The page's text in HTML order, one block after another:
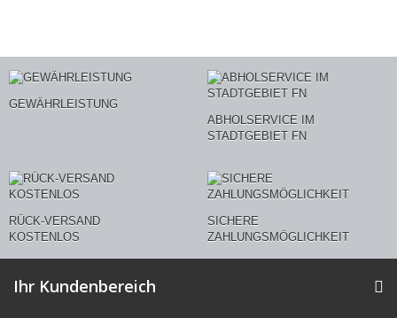
GEWÄHRLEISTUNG
ABHOLSERVICE IM
STADTGEBIET FN
RÜCK-VERSAND
KOSTENLOS
SICHERE
ZAHLUNGSMÖGLICHKEIT
Ihr Kundenbereich